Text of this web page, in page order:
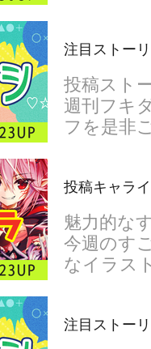
注目ストー
投稿スト
週刊フキ
フを是非
投稿キャラ
魅力的な
今週のす
なイラス
注目ストー